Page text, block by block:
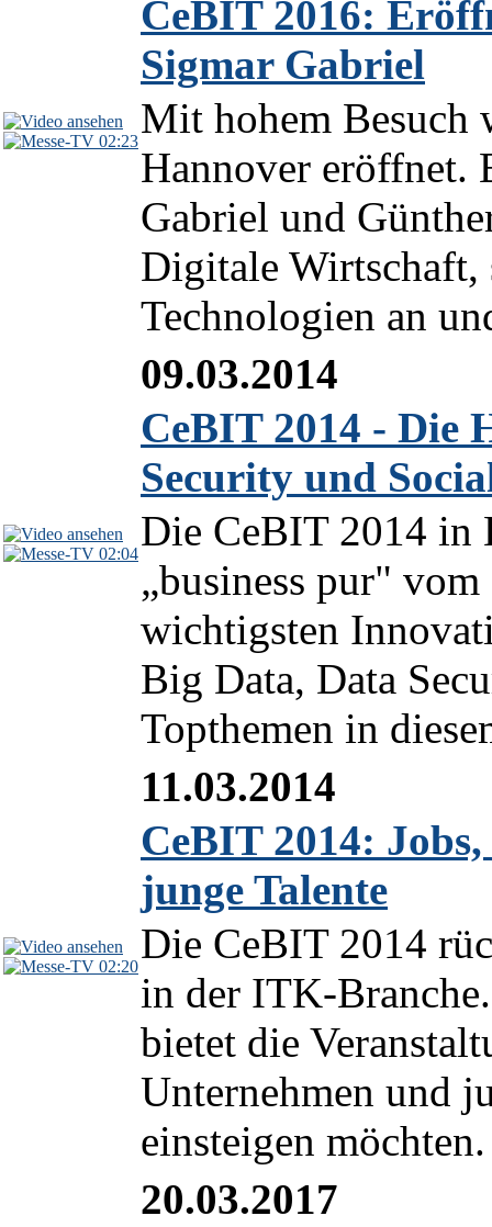
02:23
CeBIT 2016:
Sigmar Gabriel
Mit hohem Besuch
Hannover eröffnet.
Gabriel und
Digitale Wirtschaft,
Technologien an
02:04
09.03.2014
CeBIT 2014 - Die
Security und
Die CeBIT 2014 in
„business pur"
wichtigsten
Big Data, Data
Topthemen in
02:20
11.03.2014
CeBIT 2014:
junge Talente
Die CeBIT 2014
in der ITK-
bietet die
Unternehmen und
einsteigen
20.03.2017